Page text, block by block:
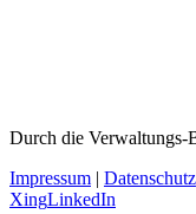
Durch die Verwaltungs-
Impressum | Datenschutz
XingLinkedIn